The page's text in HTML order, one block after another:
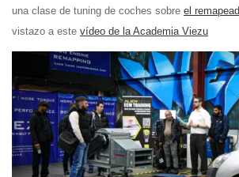
una clase de tuning de coches sobre el
vistazo a este vídeo de la Academia Viezu